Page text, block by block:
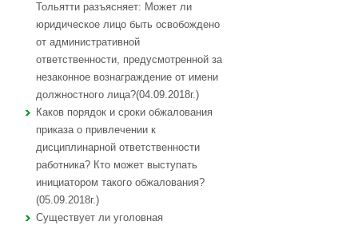
Тольятти разъясняет: Может ли
юридическое лицо быть освобождено
от административной
ответственности, предусмотренной за
незаконное вознаграждение от имени
должностного лица?(04.09.2018г.)
Каков порядок и сроки обжалования
приказа о привлечении к
дисциплинарной ответственности
работника? Кто может выступать
инициатором такого обжалования?
(05.09.2018г.)
Существует ли уголовная